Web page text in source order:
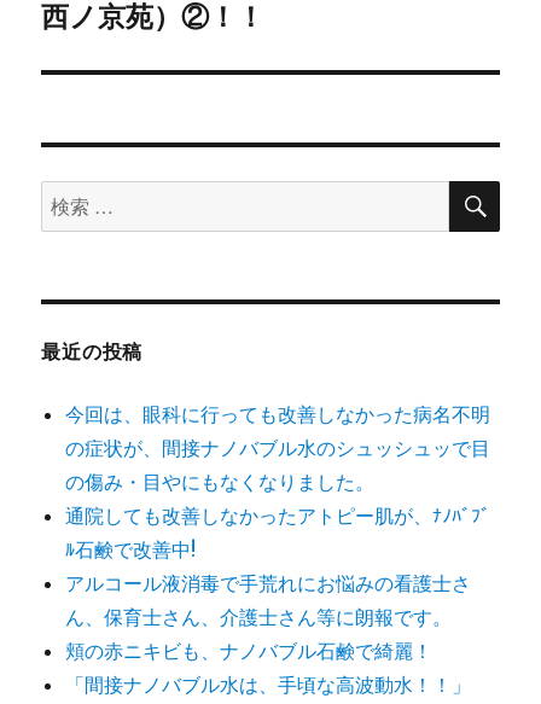
シ
ン
の
稿:
西ノ京苑）②！！
検
索
象:
検
最近の投稿
今回は、眼科に行っても改善しなかった病名不明
の症状が、間接ナノバブル水のシュッシュッで目
の傷み・目やにもなくなりました。
通院しても改善しなかったアトピー肌が、ﾅﾉﾊﾞﾌﾞ
ﾙ石鹸で改善中!
アルコール液消毒で手荒れにお悩みの看護士さ
ん、保育士さん、介護士さん等に朗報です。
頬の赤ニキビも、ナノバブル石鹸で綺麗！
「間接ナノバブル水は、手頃な高波動水！！」